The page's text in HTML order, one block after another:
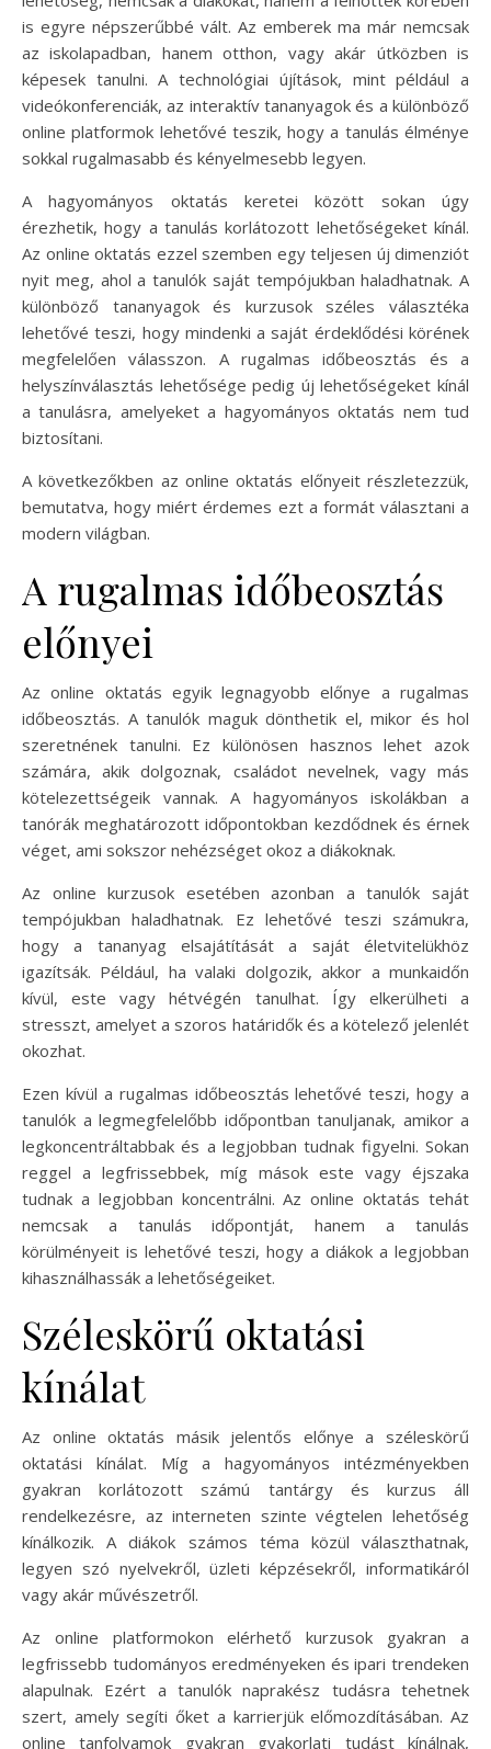
is egyre népszerűbbé vált. Az emberek ma már nemcsak
az iskolapadban, hanem otthon, vagy akár útközben is
képesek tanulni. A technológiai újítások, mint például a
videókonferenciák, az interaktív tananyagok és a különböző
online platformok lehetővé teszik, hogy a tanulás élménye
sokkal rugalmasabb és kényelmesebb legyen.
A hagyományos oktatás keretei között sokan úgy
érezhetik, hogy a tanulás korlátozott lehetőségeket kínál.
Az online oktatás ezzel szemben egy teljesen új dimenziót
nyit meg, ahol a tanulók saját tempójukban haladhatnak. A
különböző tananyagok és kurzusok széles választéka
lehetővé teszi, hogy mindenki a saját érdeklődési körének
megfelelően válasszon. A rugalmas időbeosztás és a
helyszínválasztás lehetősége pedig új lehetőségeket kínál
a tanulásra, amelyeket a hagyományos oktatás nem tud
biztosítani.
A következőkben az online oktatás előnyeit részletezzük,
bemutatva, hogy miért érdemes ezt a formát választani a
modern világban.
A rugalmas időbeosztás
előnyei
Az online oktatás egyik legnagyobb előnye a rugalmas
időbeosztás. A tanulók maguk dönthetik el, mikor és hol
szeretnének tanulni. Ez különösen hasznos lehet azok
számára, akik dolgoznak, családot nevelnek, vagy más
kötelezettségeik vannak. A hagyományos iskolákban a
tanórák meghatározott időpontokban kezdődnek és érnek
véget, ami sokszor nehézséget okoz a diákoknak.
Az online kurzusok esetében azonban a tanulók saját
tempójukban haladhatnak. Ez lehetővé teszi számukra,
hogy a tananyag elsajátítását a saját életvitelükhöz
igazítsák. Például, ha valaki dolgozik, akkor a munkaidőn
kívül, este vagy hétvégén tanulhat. Így elkerülheti a
stresszt, amelyet a szoros határidők és a kötelező jelenlét
okozhat.
Ezen kívül a rugalmas időbeosztás lehetővé teszi, hogy a
tanulók a legmegfelelőbb időpontban tanuljanak, amikor a
legkoncentráltabbak és a legjobban tudnak figyelni. Sokan
reggel a legfrissebbek, míg mások este vagy éjszaka
tudnak a legjobban koncentrálni. Az online oktatás tehát
nemcsak a tanulás időpontját, hanem a tanulás
körülményeit is lehetővé teszi, hogy a diákok a legjobban
kihasználhassák a lehetőségeiket.
Széleskörű oktatási
kínálat
Az online oktatás másik jelentős előnye a széleskörű
oktatási kínálat. Míg a hagyományos intézményekben
gyakran korlátozott számú tantárgy és kurzus áll
rendelkezésre, az interneten szinte végtelen lehetőség
kínálkozik. A diákok számos téma közül választhatnak,
legyen szó nyelvekről, üzleti képzésekről, informatikáról
vagy akár művészetről.
Az online platformokon elérhető kurzusok gyakran a
legfrissebb tudományos eredményeken és ipari trendeken
alapulnak. Ezért a tanulók naprakész tudásra tehetnek
szert, amely segíti őket a karrierjük előmozdításában. Az
online tanfolyamok gyakran gyakorlati tudást kínálnak,